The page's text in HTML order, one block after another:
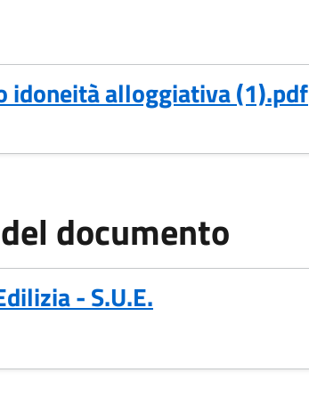
idoneità alloggiativa (1).pdf
documento
- S.U.E.